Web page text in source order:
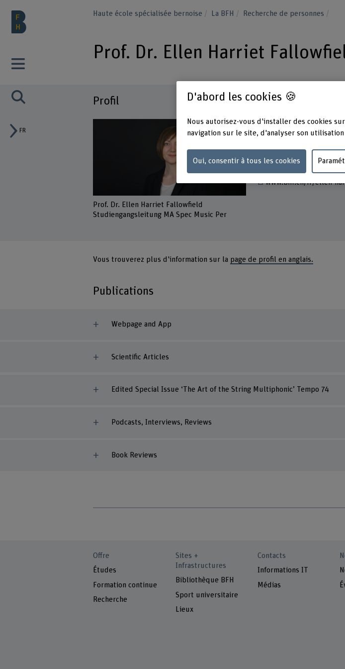
FR
Haute école spécialisée bernoise La BFH Recherche de personnes
Prof. Dr. Ellen Harriet
Profil
Prof. Dr. Ellen Harriet Fallowfield
Studiengangsleitung MA Spec Music Per
Contact
Afficher l'e-mail
www.bfh.ch/fr/ellen-
Vous trouverez plus d'information sur la page de profil en anglais.
Publications
Webpage and App
Scientific Articles
Edited Special Issue ‘The Art of the String Multiphonic’ Tempo 74
Podcasts, Interviews, Reviews
Book Reviews
Offre
Études
Formation continue
Recherche
Sites +
Infrastructures
Bibliothèque BFH
Sport universitaire
Lieux
Contacts
Informations IT
Médias
D'abord les cookies 🍪
Nous autorisez-vous d'installer des cookies
navigation sur le site, d'analyser son
Oui, consentir à tous les cookies